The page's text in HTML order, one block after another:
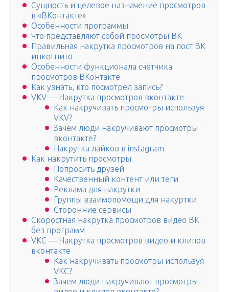
Сущность и целевое назначение просмотров
в «ВКонтакте»
Особенности программы
Что представляют собой просмотры ВК
Правильная накрутка просмотров на пост ВК
инкогнито
Особенности функционала счётчика
просмотров ВКонтакте
Как узнать, кто посмотрел запись?
VKV — Накрутка просмотров вконтакте
Как накручивать просмотры используя
VKV?
Зачем люди накручивают просмотры
вконтакте?
Накрутка лайков в instagram
Как накрутить просмотры
Попросить друзей
Качественный контент или теги
Реклама для накрутки
Группы взаимопомощи для накуртки
Сторонние сервисы
Скоростная накрутка просмотров видео ВК
без программ
VKC — Накрутка просмотров видео и клипов
вконтакте
Как накручивать просмотры используя
VKC?
Зачем люди накручивают просмотры